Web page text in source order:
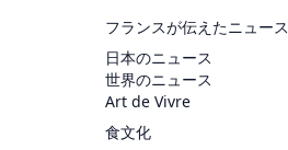
フランスが伝えたニュース
日本のニュース
世界のニュース
Art de Vivre
食文化